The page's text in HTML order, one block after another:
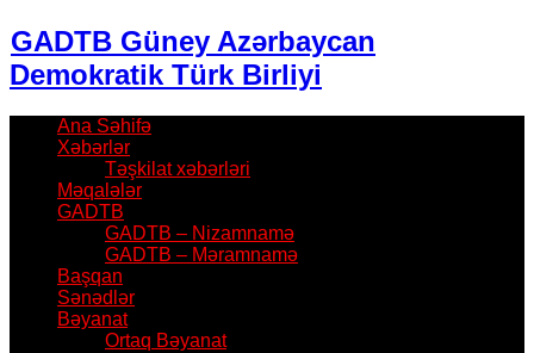
GADTB Güney Azərbaycan
Demokratik Türk Birliyi
Ana Səhifə
Xəbərlər
Təşkilat xəbərləri
Məqalələr
GADTB
GADTB – Nizamnamə
GADTB – Məramnamə
Başqan
Sənədlər
Bəyanat
Ortaq Bəyanat